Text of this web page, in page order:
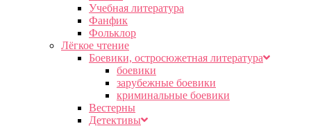
Учебная литература
Фанфик
Фольклор
Лёгкое чтение
Боевики, остросюжетная литература
боевики
зарубежные боевики
криминальные боевики
Вестерны
Детективы